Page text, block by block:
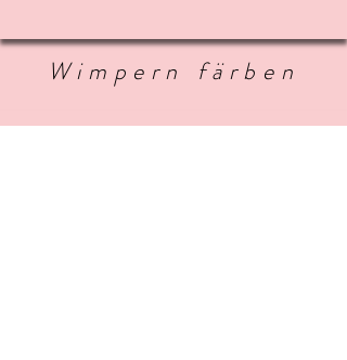
Wimpern färben
15€